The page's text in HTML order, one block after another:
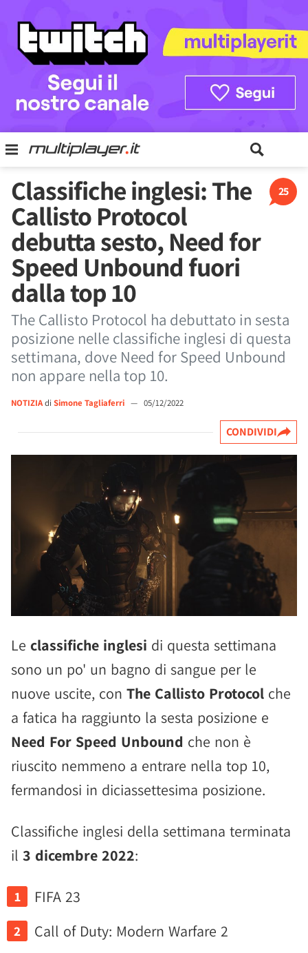
25
Classifiche inglesi: The
Callisto Protocol
debutta sesto, Need for
Speed Unbound fuori
dalla top 10
The Callisto Protocol ha debuttato in sesta
posizione nelle classifiche inglesi di questa
settimana, dove Need for Speed Unbound
non appare nella top 10.
NOTIZIAdi Simone Tagliaferri — 05/12/2022
CONDIVIDI
Le classifiche inglesi di questa settimana
sono un po' un bagno di sangue per le
nuove uscite, con The Callisto Protocol che
a fatica ha raggiunto la sesta posizione e
Need For Speed Unbound che non è
riuscito nemmeno a entrare nella top 10,
fermandosi in diciassettesima posizione.
Classifiche inglesi della settimana terminata
il 3 dicembre 2022:
FIFA 23
Call of Duty: Modern Warfare 2